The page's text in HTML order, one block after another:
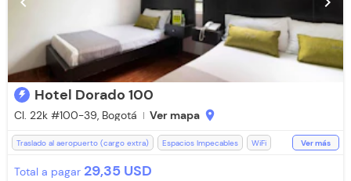
Hotel Dorado 100
Cl. 22k #100-39, Bogotá Ver mapa location_on
Traslado al aeropuerto (cargo extra) Espacios Impecables
WiFi
Ver más
Total a pagar 29,35 USD